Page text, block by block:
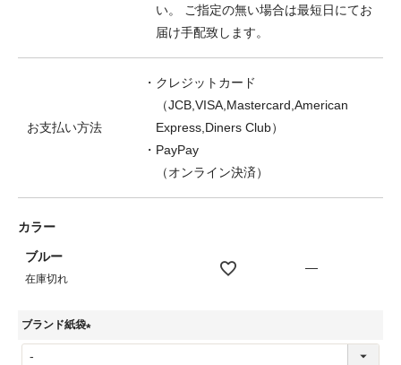
い。 ご指定の無い場合は最短日にてお
届け手配致します。
お支払い方法
・クレジットカード
（JCB,VISA,Mastercard,American
Express,Diners Club）
・PayPay
（オンライン決済）
カラー
ブルー
在庫切れ
—
ブランド紙袋